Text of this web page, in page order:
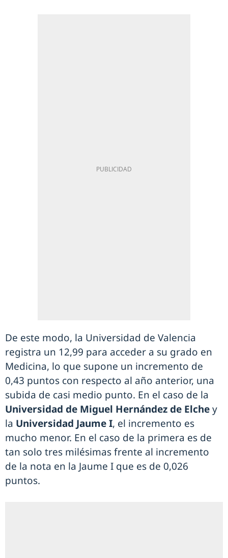
De este modo, la Universidad de Valencia
registra un 12,99 para acceder a su grado en
Medicina, lo que supone un incremento de
0,43 puntos con respecto al año anterior, una
subida de casi medio punto. En el caso de la
Universidad de Miguel Hernández de Elchey
la Universidad Jaume I, el incremento es
mucho menor. En el caso de la primera es de
tan solo tres milésimas frente al incremento
de la nota en la Jaume I que es de 0,026
puntos.